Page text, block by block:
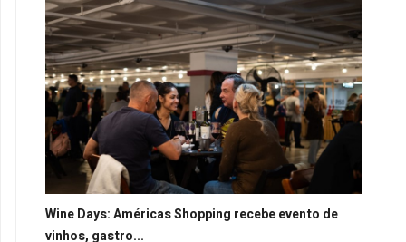
Wine Days: Américas Shopping recebe evento de
vinhos, gastro...